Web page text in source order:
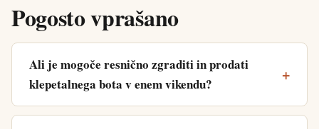
Pogosto vprašano
Ali je mogoče resnično zgraditi in prodati
klepetalnega bota v enem vikendu?